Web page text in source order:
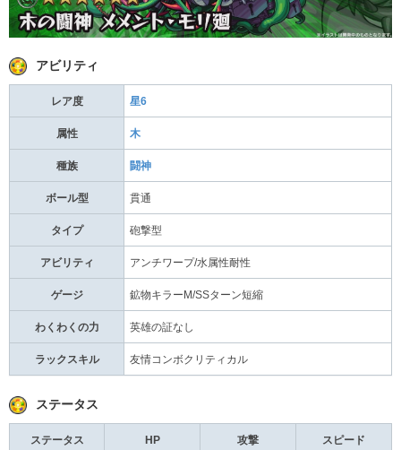
アビリティ
レア度 星6
属性 木
種族 闘神
ボール型 貫通
タイプ 砲撃型
アビリティ アンチワープ/水属性耐性
ゲージ 鉱物キラーM/SSターン短縮
わくわくの力 英雄の証なし
ラックスキル 友情コンボクリティカル
ステータス
ステータス HP 攻撃 スピード